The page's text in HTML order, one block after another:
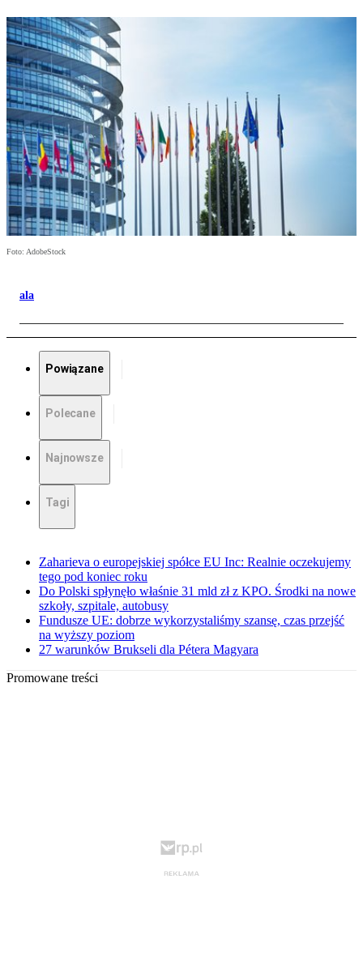
Foto: AdobeStock
ala
Powiązane
Polecane
Najnowsze
Tagi
Zaharieva o europejskiej spółce EU Inc: Realnie oczekujemy
tego pod koniec roku
Do Polski spłynęło właśnie 31 mld zł z KPO. Środki na nowe
szkoły, szpitale, autobusy
Fundusze UE: dobrze wykorzystaliśmy szansę, czas przejść
na wyższy poziom
27 warunków Brukseli dla Pétera Magyara
Promowane treści